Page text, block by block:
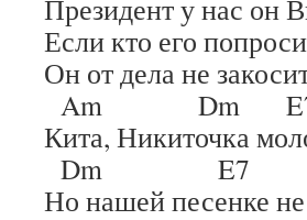
Президент у нас он
Если кто его
Он от дела не
Am Dm
Кита, Никиточка
Dm
Но нашей песенке